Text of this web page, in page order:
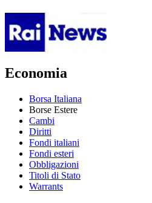
Economia
Borsa Italiana
Borse Estere
Cambi
Diritti
Fondi italiani
Fondi esteri
Obbligazioni
Titoli di Stato
Warrants